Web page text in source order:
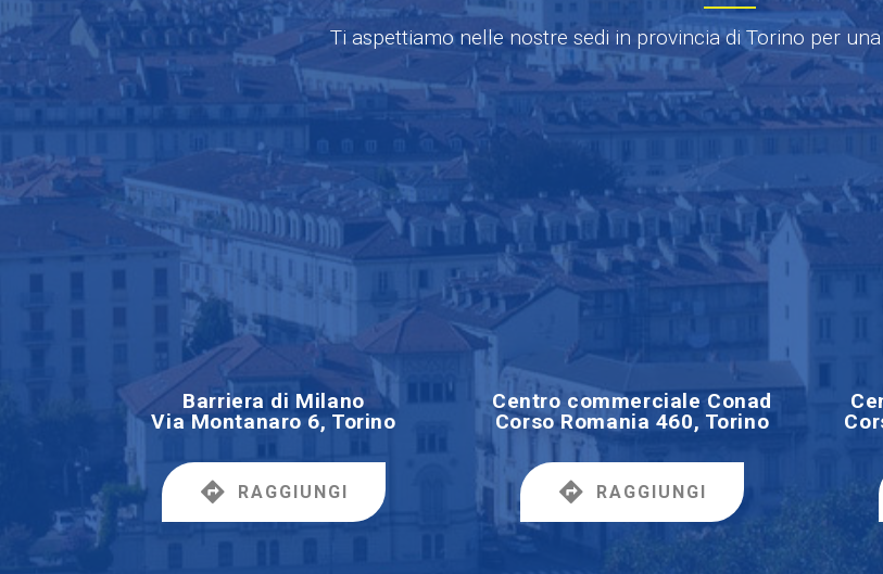
Ti aspettiamo nelle nostre sedi in provincia di Torino per
Barriera di Milano
Via Montanaro 6, Torino
RAGGIUNGI
Centro commerciale Conad
Corso Romania 460, Torino
RAGGIUNGI